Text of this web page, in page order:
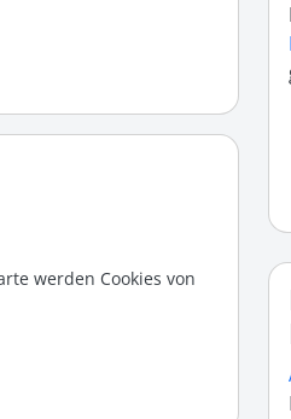
werden Cookies von